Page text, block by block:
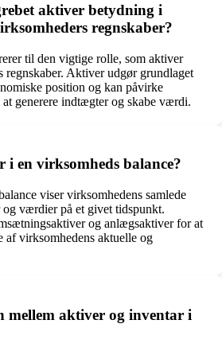
aktiver betydning i
regnskaber?
til den vigtige rolle, som aktiver
regnskaber. Aktiver udgør grundlaget
position og kan påvirke
generere indtægter og skabe værdi.
i en virksomheds balance?
viser virksomhedens samlede
og værdier på et givet tidspunkt.
og anlægsaktiver for at
af virksomhedens aktuelle og
mellem aktiver og inventar i